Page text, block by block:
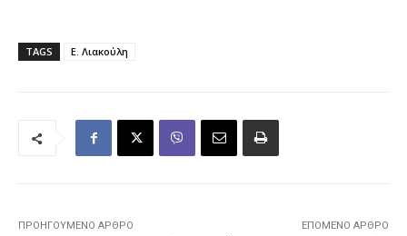
TAGS Ε. Λιακούλη
ΠΡΟΗΓΟΎΜΕΝΟ ΆΡΘΡΟ ΕΠΌΜΕΝΟ ΆΡΘΡΟ